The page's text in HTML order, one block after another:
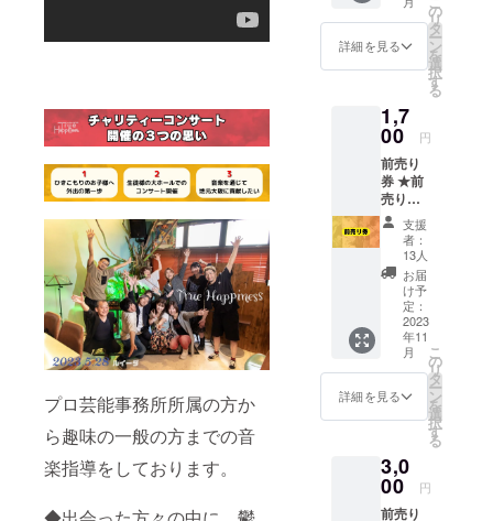
プロ芸能事務所所属の方か
ら趣味の一般の方までの音
楽指導をしております。
にご参
加の
ミュー
が、塾
長 津田
勇気の
思いに
共感く
ださ
り、ご
出演い
ただく
ことと
なりま
した 出
演者と
バンド
メン
バーを
応援し
のエー
ルお待
ちして
来ます
18歳以
下の同
伴は無
料です
券) ～～
～～～
～～～
～～～
前売り
券お申
込みの
際は、
※備考欄
に ・ご
購入者
様のお
名前 ・
18歳以
下の同
伴の有
無 有
くださ
い ～～
～～～
詳細を見る
の
リ
タ
ー
ン
を
選
択
す
る
1,7
00 円
前売り
券 ★前
売り券
(※備考
欄への
記載お
願いし
ます) 大
人1名様
ご入場
出来ま
す 18歳
以下の
同伴は
無料で
す(要入
～～～
～～～
～～～
～ 前売
支援
者：
13人
お届
け予
定：
2023
年11
月
詳細を見る
こ
の
リ
タ
ー
ン
を
選
択
す
る
3,0
00 円
前売り